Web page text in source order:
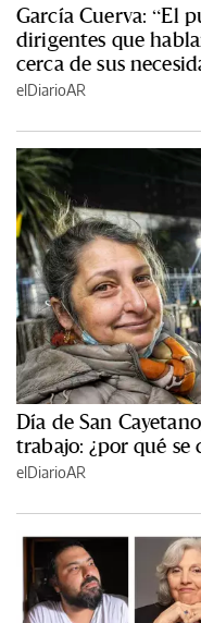
García Cuerva: “El
dirigentes que
cerca de sus
elDiarioAR
Día de San
trabajo: ¿por qué se
elDiarioAR